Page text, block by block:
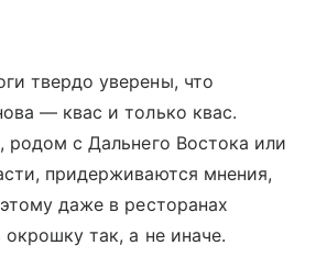
твердо уверены, что
— квас и только квас.
родом с Дальнего Востока или
придерживаются мнения,
даже в ресторанах
так, а не иначе.